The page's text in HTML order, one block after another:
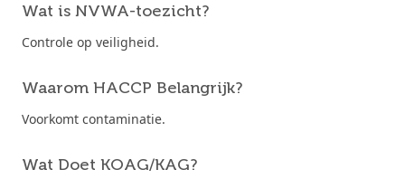
Wat is NVWA-toezicht?
Controle op veiligheid.
Waarom HACCP Belangrijk?
Voorkomt contaminatie.
Wat Doet KOAG/KAG?